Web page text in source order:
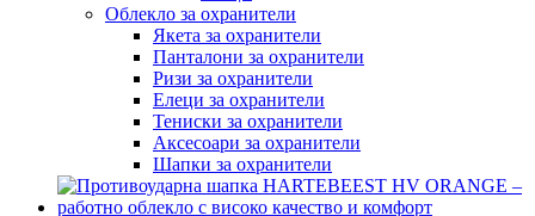
Облекло за охранители
Якета за охранители
Панталони за охранители
Ризи за охранители
Елеци за охранители
Тениски за охранители
Аксесоари за охранители
Шапки за охранители